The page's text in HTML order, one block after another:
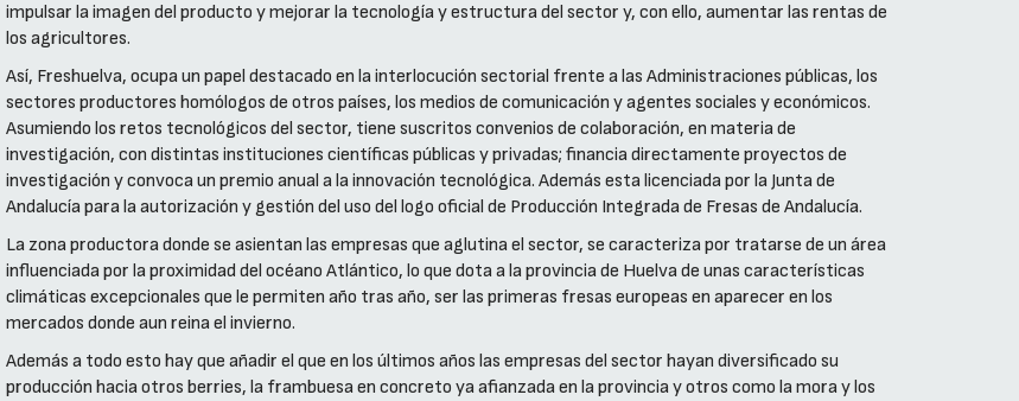
impulsar la imagen del producto y mejorar la tecnología y estructura del sector y, con ello, aumentar las rentas de
los agricultores.
Así, Freshuelva, ocupa un papel destacado en la interlocución sectorial frente a las Administraciones públicas, los
sectores productores homólogos de otros países, los medios de comunicación y agentes sociales y económicos.
Asumiendo los retos tecnológicos del sector, tiene suscritos convenios de colaboración, en materia de
investigación, con distintas instituciones científicas públicas y privadas; financia directamente proyectos de
investigación y convoca un premio anual a la innovación tecnológica. Además esta licenciada por la Junta de
Andalucía para la autorización y gestión del uso del logo oficial de Producción Integrada de Fresas de Andalucía.
La zona productora donde se asientan las empresas que aglutina el sector, se caracteriza por tratarse de un área
influenciada por la proximidad del océano Atlántico, lo que dota a la provincia de Huelva de unas características
climáticas excepcionales que le permiten año tras año, ser las primeras fresas europeas en aparecer en los
mercados donde aun reina el invierno.
Además a todo esto hay que añadir el que en los últimos años las empresas del sector hayan diversificado su
producción hacia otros berries, la frambuesa en concreto ya afianzada en la provincia y otros como la mora y los